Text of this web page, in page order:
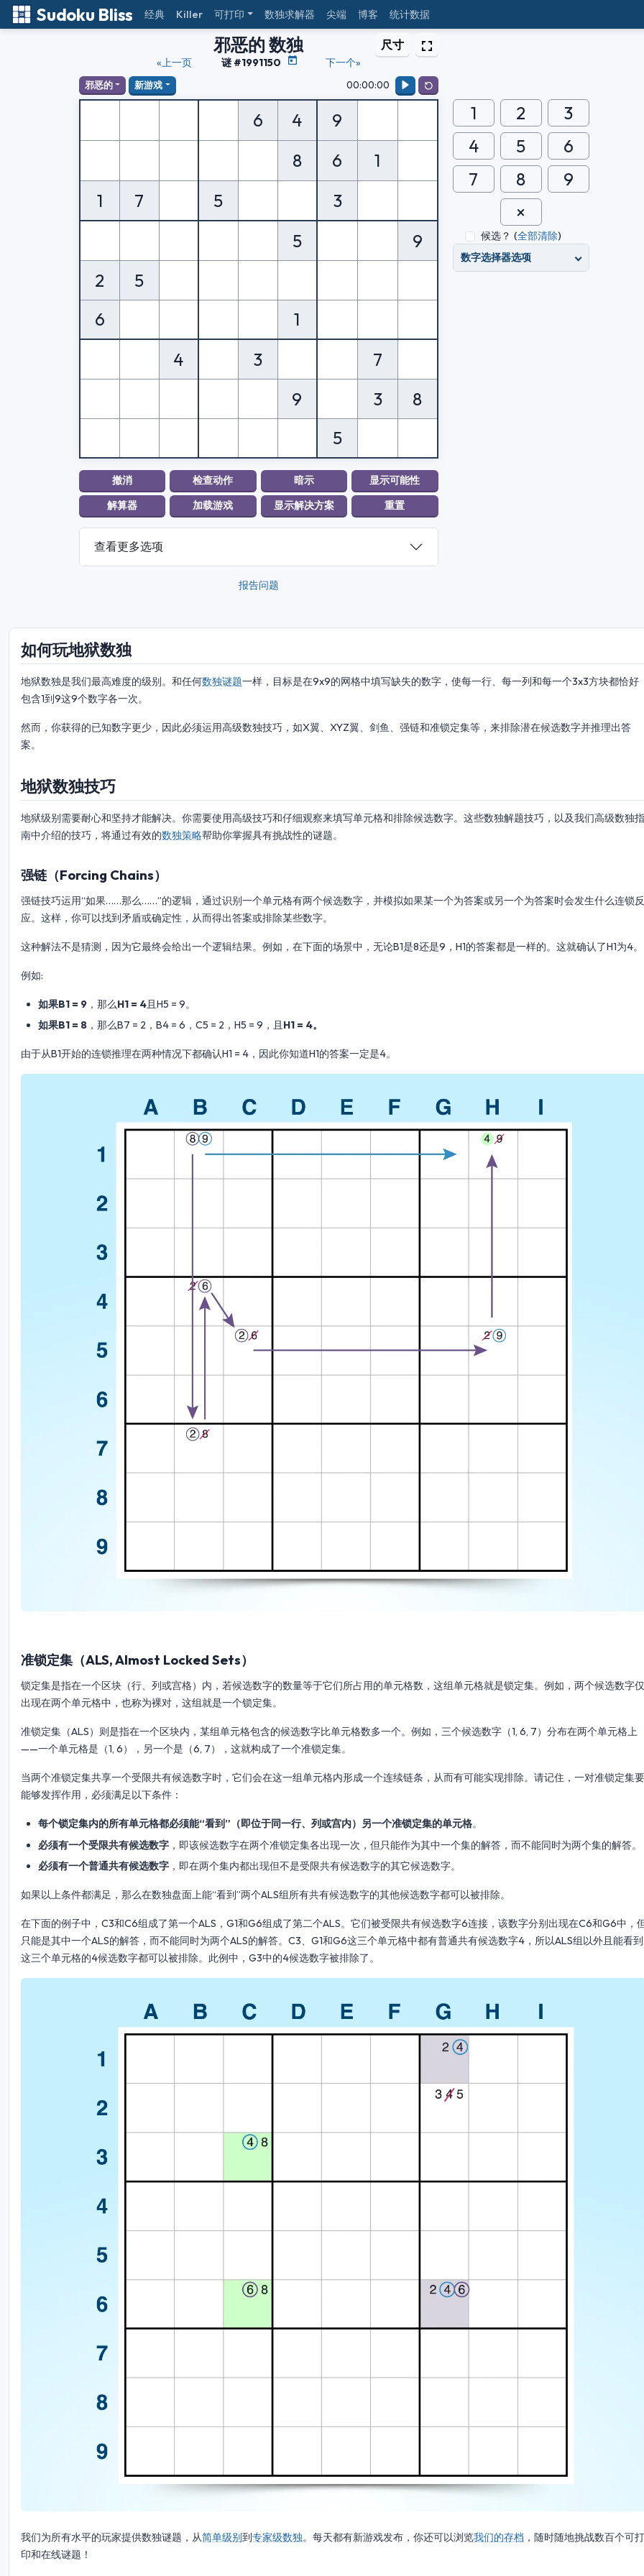
Sudoku Bliss 经典 Killer 可打印 数独求解器 尖端 博客 统计数据
邪恶的 数独 尺寸
«上一页 谜 #1991150 下一个»
邪恶的 新游戏 00:00:00
6 4
9
8
6
1
1
7 5
3
5
9
2
5
6
1
4
3
7
9
3
8
5
1 2
3
4
5
6
7
8 9
候选？ (全部清除)
数字选择器选项
查看更多选项
报告问题
如何玩地狱数独
地狱数独是我们最高难度的级别。和任何数独谜题一样，目标是在9x9的网格中填写缺失的数字，使每一行、每一列和每一个3x3方块都恰好
包含1到9这9个数字各一次。
然而，你获得的已知数字更少，因此必须运用高级数独技巧，如X翼、XYZ翼、剑鱼、强链和准锁定集等，来排除潜在候选数字并推理出答
案。
地狱数独技巧
地狱级别需要耐心和坚持才能解决。你需要使用高级技巧和仔细观察来填写单元格和排除候选数字。这些数独解题技巧，以及我们高级数独指
南中介绍的技巧，将通过有效的数独策略帮助你掌握具有挑战性的谜题。
强链（Forcing Chains）
强链技巧运用“如果……那么……”的逻辑，通过识别一个单元格有两个候选数字，并模拟如果某一个为答案或另一个为答案时会发生什么连锁反
应。这样，你可以找到矛盾或确定性，从而得出答案或排除某些数字。
这种解法不是猜测，因为它最终会给出一个逻辑结果。例如，在下面的场景中，无论B1是8还是9，H1的答案都是一样的。这就确认了H1为4。
例如:
如果B1 = 9 ，那么H1 = 4且H5 = 9。
如果B1 = 8 ，那么B7 = 2，B4 = 6，C5 = 2，H5 = 9，且 H1 = 4。
由于从B1开始的连锁推理在两种情况下都确认H1 = 4，因此你知道H1的答案一定是4。
准锁定集（ALS, Almost Locked Sets）
锁定集是指在一个区块（行、列或宫格）内，若候选数字的数量等于它们所占用的单元格数，这组单元格就是锁定集。例如，两个候选数字仅
出现在两个单元格中，也称为裸对，这组就是一个锁定集。
准锁定集（ALS）则是指在一个区块内，某组单元格包含的候选数字比单元格数多一个。例如，三个候选数字（1, 6, 7）分布在两个单元格上
——一个单元格是（1, 6），另一个是（6, 7），这就构成了一个准锁定集。
当两个准锁定集共享一个受限共有候选数字时，它们会在这一组单元格内形成一个连续链条，从而有可能实现排除。请记住，一对准锁定集要
能够发挥作用，必须满足以下条件：
每个锁定集内的所有单元格都必须能“看到”（即位于同一行、列或宫内）另一个准锁定集的单元格。
必须有一个受限共有候选数字 ，即该候选数字在两个准锁定集各出现一次，但只能作为其中一个集的解答，而不能同时为两个集的解答。
必须有一个普通共有候选数字 ，即在两个集内都出现但不是受限共有候选数字的其它候选数字。
如果以上条件都满足，那么在数独盘面上能“看到”两个ALS组所有共有候选数字的其他候选数字都可以被排除。
在下面的例子中，C3和C6组成了第一个ALS，G1和G6组成了第二个ALS。它们被受限共有候选数字6连接，该数字分别出现在C6和G6中，
只能是其中一个ALS的解答，而不能同时为两个ALS的解答。C3、G1和G6这三个单元格中都有普通共有候选数字4，所以ALS组以外且能看到
这三个单元格的4候选数字都可以被排除。此例中，G3中的4候选数字被排除了。
我们为所有水平的玩家提供数独谜题，从简单级别到专家级数独。每天都有新游戏发布，你还可以浏览我们的存档 ，随时随地挑战数百个可打
印和在线谜题！